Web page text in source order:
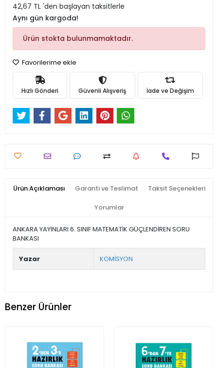
42,67 TL 'den başlayan taksitlerle
Aynı gün kargoda!
Ürün stokta bulunmamaktadır.
Favorilerime ekle
Hızlı Gönderi Güvenli Alışveriş İade ve Değişim
Ürün Açıklaması Garanti ve Teslimat Taksit Seçenekleri
Yorumlar
ANKARA YAYINLARI 6. SINIF MATEMATİK GÜÇLENDİREN SORU
BANKASI
Yazar KOMİSYON
Benzer Ürünler